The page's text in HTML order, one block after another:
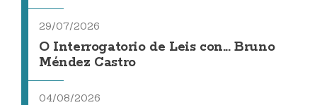
29/07/2026
O Interrogatorio de Leis con... Bruno
Méndez Castro
04/08/2026